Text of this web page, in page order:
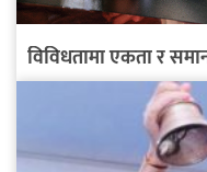
विविधतामा एकता र